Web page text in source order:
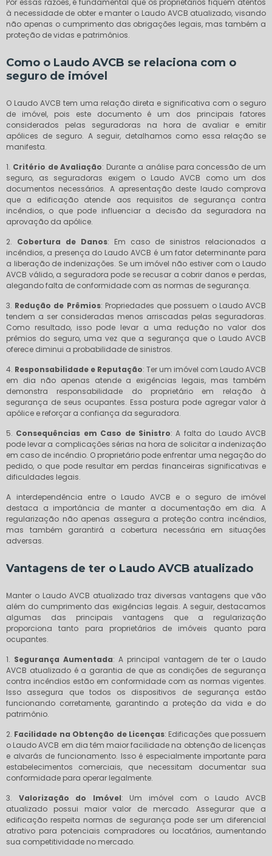
Por essas razões, é fundamental que os proprietários fiquem atentos
à necessidade de obter e manter o Laudo AVCB atualizado, visando
não apenas o cumprimento das obrigações legais, mas também a
proteção de vidas e patrimônios.
Como o Laudo AVCB se relaciona com o
seguro de imóvel
O Laudo AVCB tem uma relação direta e significativa com o seguro
de imóvel, pois este documento é um dos principais fatores
considerados pelas seguradoras na hora de avaliar e emitir
apólices de seguro. A seguir, detalhamos como essa relação se
manifesta.
1. Critério de Avaliação: Durante a análise para concessão de um
seguro, as seguradoras exigem o Laudo AVCB como um dos
documentos necessários. A apresentação deste laudo comprova
que a edificação atende aos requisitos de segurança contra
incêndios, o que pode influenciar a decisão da seguradora na
aprovação da apólice.
2. Cobertura de Danos: Em caso de sinistros relacionados a
incêndios, a presença do Laudo AVCB é um fator determinante para
a liberação de indenizações. Se um imóvel não estiver com o Laudo
AVCB válido, a seguradora pode se recusar a cobrir danos e perdas,
alegando falta de conformidade com as normas de segurança.
3. Redução de Prêmios: Propriedades que possuem o Laudo AVCB
tendem a ser consideradas menos arriscadas pelas seguradoras.
Como resultado, isso pode levar a uma redução no valor dos
prêmios do seguro, uma vez que a segurança que o Laudo AVCB
oferece diminui a probabilidade de sinistros.
4. Responsabilidade e Reputação: Ter um imóvel com Laudo AVCB
em dia não apenas atende a exigências legais, mas também
demonstra responsabilidade do proprietário em relação à
segurança de seus ocupantes. Essa postura pode agregar valor à
apólice e reforçar a confiança da seguradora.
5. Consequências em Caso de Sinistro: A falta do Laudo AVCB
pode levar a complicações sérias na hora de solicitar a indenização
em caso de incêndio. O proprietário pode enfrentar uma negação do
pedido, o que pode resultar em perdas financeiras significativas e
dificuldades legais.
A interdependência entre o Laudo AVCB e o seguro de imóvel
destaca a importância de manter a documentação em dia. A
regularização não apenas assegura a proteção contra incêndios,
mas também garantirá a cobertura necessária em situações
adversas.
Vantagens de ter o Laudo AVCB atualizado
Manter o Laudo AVCB atualizado traz diversas vantagens que vão
além do cumprimento das exigências legais. A seguir, destacamos
algumas das principais vantagens que a regularização
proporciona tanto para proprietários de imóveis quanto para
ocupantes.
1. Segurança Aumentada: A principal vantagem de ter o Laudo
AVCB atualizado é a garantia de que as condições de segurança
contra incêndios estão em conformidade com as normas vigentes.
Isso assegura que todos os dispositivos de segurança estão
funcionando corretamente, garantindo a proteção da vida e do
patrimônio.
2. Facilidade na Obtenção de Licenças: Edificações que possuem
o Laudo AVCB em dia têm maior facilidade na obtenção de licenças
e alvarás de funcionamento. Isso é especialmente importante para
estabelecimentos comerciais, que necessitam documentar sua
conformidade para operar legalmente.
3. Valorização do Imóvel: Um imóvel com o Laudo AVCB
atualizado possui maior valor de mercado. Assegurar que a
edificação respeita normas de segurança pode ser um diferencial
atrativo para potenciais compradores ou locatários, aumentando
sua competitividade no mercado.